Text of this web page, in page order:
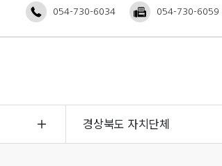
054-730-6034 054-730-6059
경상북도 자치단체